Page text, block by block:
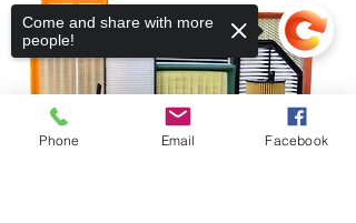
Phone Email Facebook
Come and share with more
people!